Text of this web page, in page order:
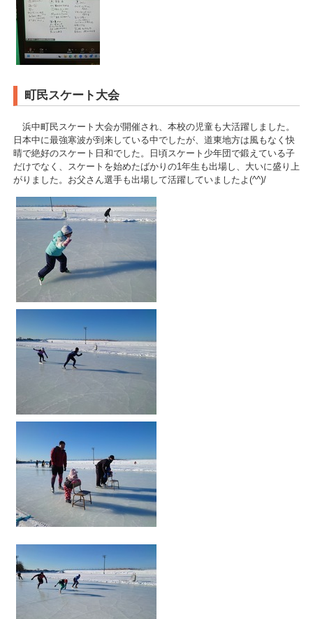
町民スケート大会
浜中町民スケート大会が開催され、本校の児童も大活躍しました。
日本中に最強寒波が到来している中でしたが、道東地方は風もなく快
晴で絶好のスケート日和でした。日頃スケート少年団で鍛えている子
だけでなく、スケートを始めたばかりの1年生も出場し、大いに盛り上
がりました。お父さん選手も出場して活躍していましたよ(^^)/